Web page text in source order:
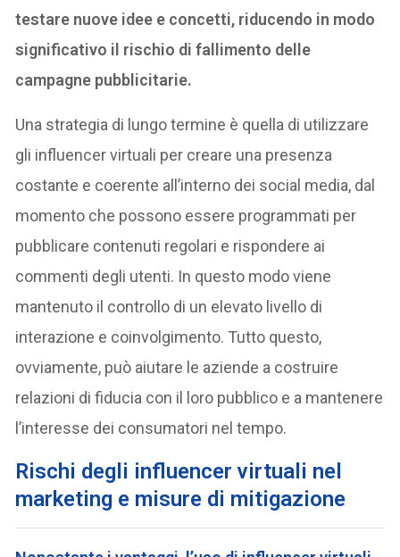
testare nuove idee e concetti, riducendo in modo
significativo il rischio di fallimento delle
campagne pubblicitarie.
Una strategia di lungo termine è quella di utilizzare
gli influencer virtuali per creare una presenza
costante e coerente all’interno dei social media, dal
momento che possono essere programmati per
pubblicare contenuti regolari e rispondere ai
commenti degli utenti. In questo modo viene
mantenuto il controllo di un elevato livello di
interazione e coinvolgimento. Tutto questo,
ovviamente, può aiutare le aziende a costruire
relazioni di fiducia con il loro pubblico e a mantenere
l’interesse dei consumatori nel tempo.
Rischi degli influencer virtuali nel
marketing e misure di mitigazione